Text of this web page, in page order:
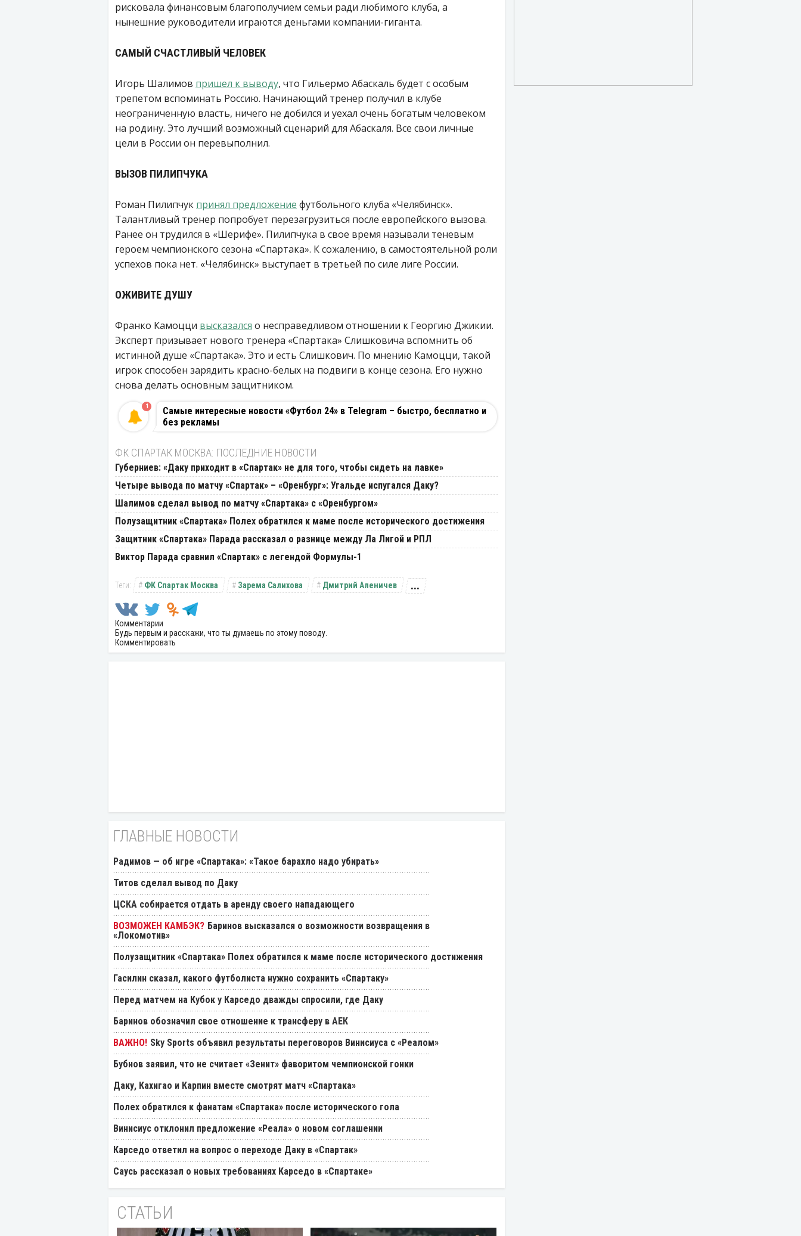
рисковала финансовым благополучием семьи ради любимого клуба, а
нынешние руководители играются деньгами компании-гиганта.
САМЫЙ СЧАСТЛИВЫЙ ЧЕЛОВЕК
Игорь Шалимов пришел к выводу, что Гильермо Абаскаль будет с особым
трепетом вспоминать Россию. Начинающий тренер получил в клубе
неограниченную власть, ничего не добился и уехал очень богатым человеком
на родину. Это лучший возможный сценарий для Абаскаля. Все свои личные
цели в России он перевыполнил.
ВЫЗОВ ПИЛИПЧУКА
Роман Пилипчук принял предложение футбольного клуба «Челябинск».
Талантливый тренер попробует перезагрузиться после европейского вызова.
Ранее он трудился в «Шерифе». Пилипчука в свое время называли теневым
героем чемпионского сезона «Спартака». К сожалению, в самостоятельной роли
успехов пока нет. «Челябинск» выступает в третьей по силе лиге России.
ОЖИВИТЕ ДУШУ
Франко Камоцци высказался о несправедливом отношении к Георгию Джикии.
Эксперт призывает нового тренера «Спартака» Слишковича вспомнить об
истинной душе «Спартака». Это и есть Слишкович. По мнению Камоцци, такой
игрок способен зарядить красно-белых на подвиги в конце сезона. Его нужно
снова делать основным защитником.
Самые интересные новости «Футбол 24» в Telegram – быстро, бесплатно и
без рекламы
1
ФК СПАРТАК МОСКВА: ПОСЛЕДНИЕ НОВОСТИ
Губерниев: «Даку приходит в «Спартак» не для того, чтобы сидеть на лавке»
Четыре вывода по матчу «Спартак» – «Оренбург»: Угальде испугался Даку?
Шалимов сделал вывод по матчу «Спартака» с «Оренбургом»
Полузащитник «Спартака» Полех обратился к маме после исторического достижения
Защитник «Спартака» Парада рассказал о разнице между Ла Лигой и РПЛ
Виктор Парада сравнил «Спартак» с легендой Формулы-1
ФК Спартак Москва Зарема Салихова Дмитрий Аленичев ...
Комментарии
Будь первым и расскажи, что ты думаешь по этому поводу.
Комментировать
ГЛАВНЫЕ НОВОСТИ
Радимов — об игре «Спартака»: «Такое барахло надо убирать»
Титов сделал вывод по Даку
ЦСКА собирается отдать в аренду своего нападающего
Баринов высказался о возможности возвращения в
«Локомотив»
Полузащитник «Спартака» Полех обратился к маме после исторического достижения
Гасилин сказал, какого футболиста нужно сохранить «Спартаку»
Перед матчем на Кубок у Карседо дважды спросили, где Даку
Баринов обозначил свое отношение к трансферу в АЕК
Sky Sports объявил результаты переговоров Винисиуса с «Реалом»
Бубнов заявил, что не считает «Зенит» фаворитом чемпионской гонки
Даку, Кахигао и Карпин вместе смотрят матч «Спартака»
Полех обратился к фанатам «Спартака» после исторического гола
Винисиус отклонил предложение «Реала» о новом соглашении
Карседо ответил на вопрос о переходе Даку в «Спартак»
Саусь рассказал о новых требованиях Карседо в «Спартаке»
СТАТЬИ